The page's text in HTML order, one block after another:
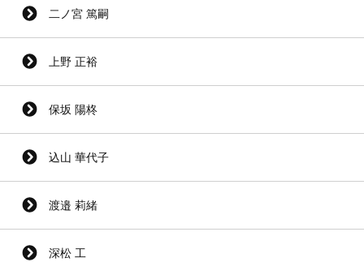
二ノ宮 篤嗣
上野 正裕
保坂 陽柊
込山 華代子
渡邉 莉緒
深松 工